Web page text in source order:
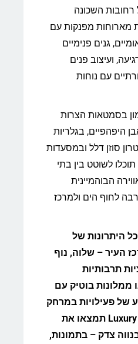
השכונה
מארוחות מפנקות עם
גנים פנימיים
ועיצוב פנים
עם נוחות
בסמטאות הצרות
היפהפיים, בגלריות
סוזן דלל ובמסעדות
לשוטט בין בתי
הבוהמיינית
לחוף הים ולמרכז
היתרונות של
העיר – שלוה, נוף
תרבותיות
ממלונות בוטיק עם
של פעילויות במרחק
נגיעה. באתר Luxury Hotels תמצאו את
צדק – בתמונות,